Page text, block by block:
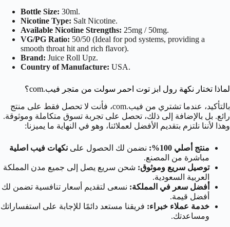
Bottle Size: 30ml.
Nicotine Type: Salt Nicotine.
Available Nicotine Strengths: 25mg / 50mg.
VG/PG Ratio: 50/50 (Ideal for pod systems, providing a
smooth throat hit and rich flavor).
Brand: Juice Roll Upz.
Country of Manufacture: USA.
لماذا تختار نكهة رول ابز توت احمر سولت من متجر فيب.com؟
بالتأكيد، عندما تشتري من فيب.com، فأنت لا تحصل فقط على منتج
رائع. بل بالإضافة إلى ذلك، تحصل على تجربة تسوق متكاملة وموثوقة.
وهذا لأننا نلتزم بتقديم الأفضل لعملائنا، وهو في النهاية ما يميزنا:
منتج أصلي 100%: نضمن لك الحصول على نكهات فيب اصلية
مباشرة من المصنع.
توصيل سريع وموثوق: شحن سريع يصل إلى جميع مدن المملكة
العربية السعودية.
أفضل سعر في المملكة: نسعى لتقديم أسعار تنافسية تضمن لك
أفضل قيمة.
خدمة عملاء خبراء: فريقنا مستعد دائمًا للإجابة على استفساراتك
ومساعدتك.